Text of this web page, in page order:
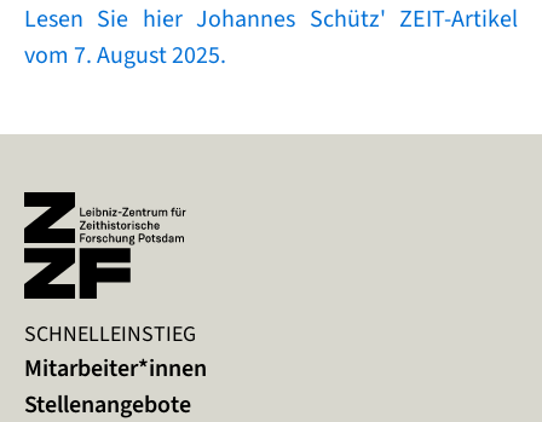
Lesen Sie hier Johannes Schütz' ZEIT-Artikel
vom 7. August 2025.
SCHNELLEINSTIEG
Mitarbeiter*innen
Stellenangebote